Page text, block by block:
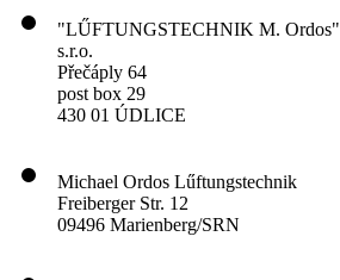
"LŰFTUNGSTECHNIK M. Ordos"
s.r.o.
Přečáply 64
post box 29
430 01 ÚDLICE
Michael Ordos Lűftungstechnik
Freiberger Str. 12
09496 Marienberg/SRN